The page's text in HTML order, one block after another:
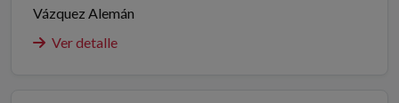
Vázquez Alemán
Ver detalle